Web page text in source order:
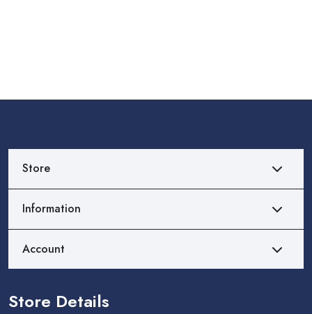
Store
Information
Account
Store Details